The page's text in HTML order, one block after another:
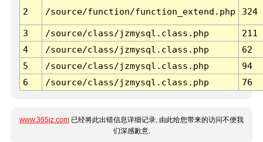
2 /source/function/function_extend.php 324
3 /source/class/jzmysql.class.php
211
4
/source/class/jzmysql.class.php
62
5
/source/class/jzmysql.class.php
94
6
/source/class/jzmysql.class.php 76
www.365jz.com 已经将此出错信息详细记录, 由此给您带来的访问不便我
们深感歉意.